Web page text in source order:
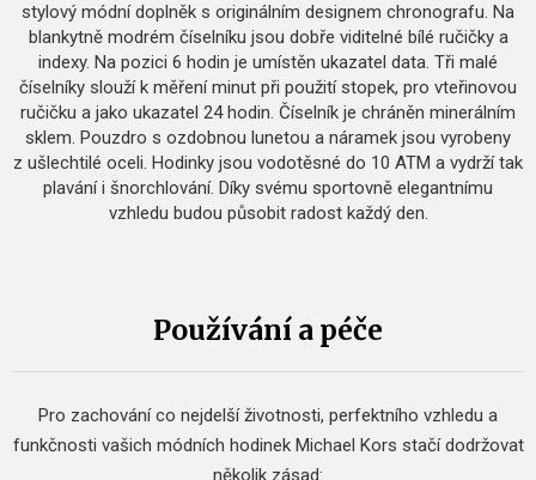
stylový módní doplněk s originálním designem chronografu. Na
blankytně modrém číselníku jsou dobře viditelné bílé ručičky a
indexy. Na pozici 6 hodin je umístěn ukazatel data. Tři malé
číselníky slouží k měření minut při použití stopek, pro vteřinovou
ručičku a jako ukazatel 24 hodin. Číselník je chráněn minerálním
sklem. Pouzdro s ozdobnou lunetou a náramek jsou vyrobeny
z ušlechtilé oceli. Hodinky jsou vodotěsné do 10 ATM a vydrží tak
plavání i šnorchlování. Díky svému sportovně elegantnímu
vzhledu budou působit radost každý den.
Používání a péče
Pro zachování co nejdelší životnosti, perfektního vzhledu a
funkčnosti vašich módních hodinek Michael Kors stačí dodržovat
několik zásad: